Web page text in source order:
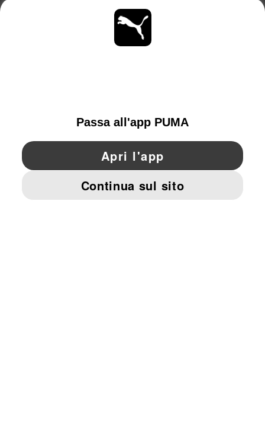
MAGGIORI INFORMAZIONI
OTTIENI TUTTI GLI AGGIORNAMENTI
YouTube Pinterest
DATI AZIENDALI E LEGALI